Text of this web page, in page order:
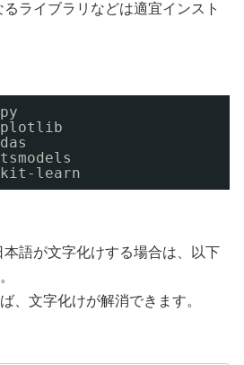
ライブラリなどは適宜インスト
learn
語が文字化けする場合は、以下
、文字化けが解消できます。